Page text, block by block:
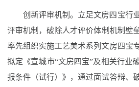
创新评审机制。立足文房四宝行
评审机制，破除人才评价体制机制壁
率先组织实施工艺美术系列文房四宝
拟定《宣城市“文房四宝”及相关行业
报条件（试行）》，通过面试答辩、